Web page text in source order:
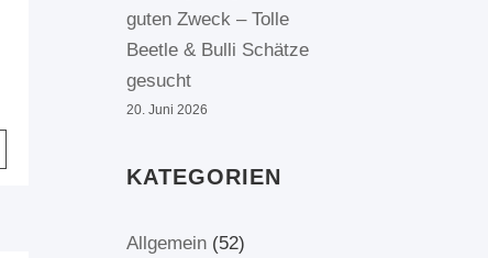
guten Zweck – Tolle
Beetle & Bulli Schätze
gesucht
20. Juni 2026
KATEGORIEN
Allgemein (52)